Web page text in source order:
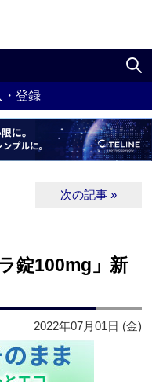
・登録
次の記事 »
錠100mg」新
2022年07月01日 (金)